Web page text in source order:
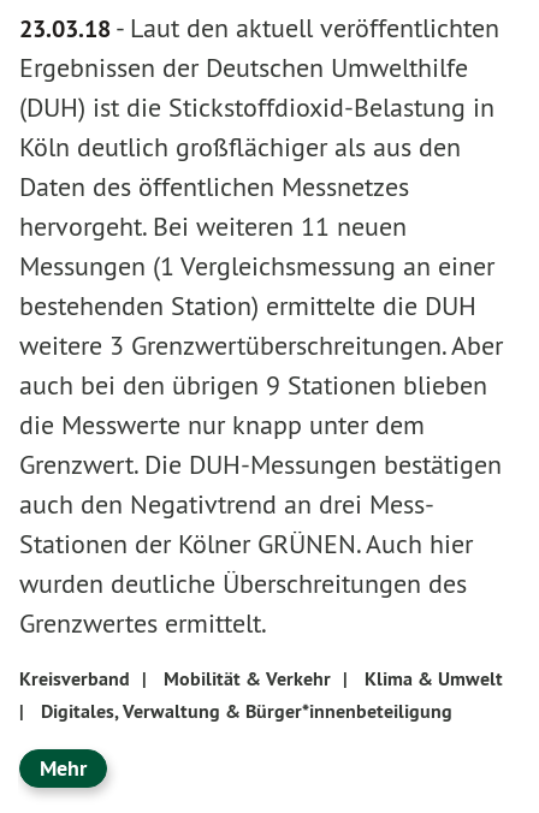
23.03.18- Laut den aktuell veröffentlichten
Ergebnissen der Deutschen Umwelthilfe
(DUH) ist die Stickstoffdioxid-Belastung in
Köln deutlich großflächiger als aus den
Daten des öffentlichen Messnetzes
hervorgeht. Bei weiteren 11 neuen
Messungen (1 Vergleichsmessung an einer
bestehenden Station) ermittelte die DUH
weitere 3 Grenzwertüberschreitungen. Aber
auch bei den übrigen 9 Stationen blieben
die Messwerte nur knapp unter dem
Grenzwert. Die DUH-Messungen bestätigen
auch den Negativtrend an drei Mess-
Stationen der Kölner GRÜNEN. Auch hier
wurden deutliche Überschreitungen des
Grenzwertes ermittelt.
Kreisverband | Mobilität & Verkehr |
Klima & Umwelt
|
Digitales, Verwaltung & Bürger*innenbeteiligung
Mehr